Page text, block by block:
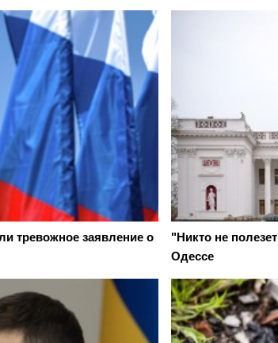
тревожное заявление о
"Никто не
Одессе